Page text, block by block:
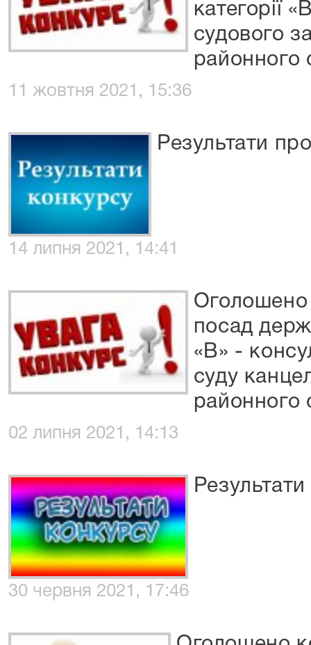
категорії
судового
районного
11 жовтня 2021, 15:36
Результати
14 липня 2021, 14:41
Оголошено
посад
«В» -
суду
районного
02 липня 2021, 14:13
30 червня 2021, 17:46